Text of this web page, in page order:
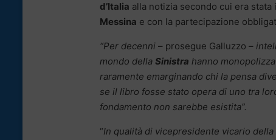
d’Italia alla notizia secondo cui era
Messina e con la partecipazione
“Per decenni – prosegue Galluzzo –
mondo della Sinistra hanno
raramente emarginando chi la pensa
se il libro fosse stato opera di uno tra
fondamento non sarebbe esistita”.
“In qualità di vicepresidente vicario